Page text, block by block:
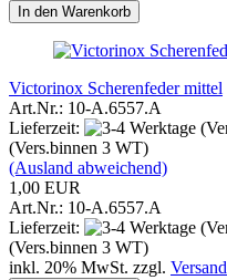
In den Warenkorb
Victorinox Scherenfeder mittel
Art.Nr.: 10-A.6557.A
Lieferzeit:
(Vers.binnen 3 WT)
(Ausland abweichend)
1,00 EUR
Art.Nr.: 10-A.6557.A
Lieferzeit:
(Vers.binnen 3 WT)
inkl. 20% MwSt. zzgl. Versand